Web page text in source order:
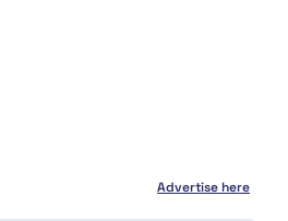
Advertise here